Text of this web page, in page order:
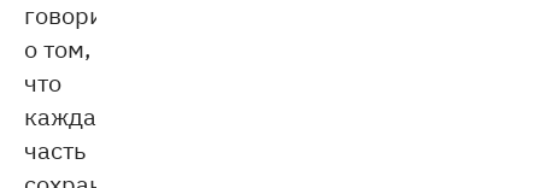
говорит
о том,
что
каждая
часть